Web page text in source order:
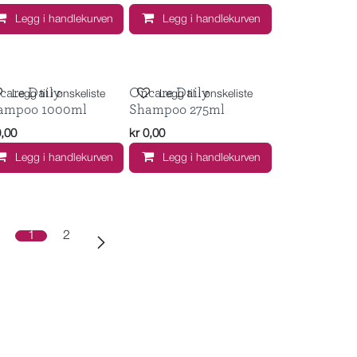
Legg i handlekurven Legg i handlekurven
Daily
1000ml
Legg i handlekurven
Legg til i ønskeliste
Oncare Daily
Shampoo 275ml
kr 0,00
Legg i handlekurven
Legg til i ønskeliste
1 2